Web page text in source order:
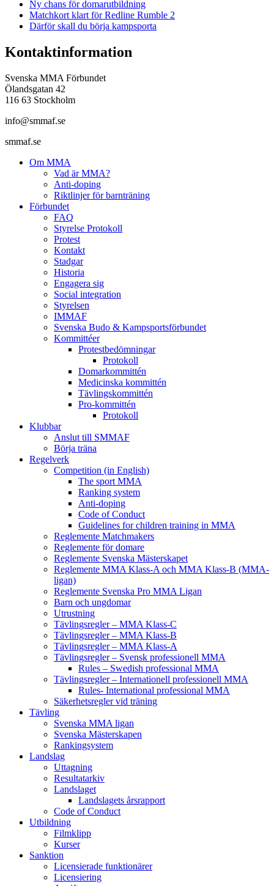
Ny chans för domarutbildning
Matchkort klart för Redline Rumble 2
Därför skall du börja kampsporta
Kontaktinformation
Svenska MMA Förbundet
Ölandsgatan 42
116 63 Stockholm
info@smmaf.se
smmaf.se
Om MMA
Vad är MMA?
Anti-doping
Riktlinjer för barnträning
Förbundet
FAQ
Styrelse Protokoll
Protest
Kontakt
Stadgar
Historia
Engagera sig
Social integration
Styrelsen
IMMAF
Svenska Budo & Kampsportsförbundet
Kommittéer
Protestbedömningar
Protokoll
Domarkommittén
Medicinska kommittén
Tävlingskommittén
Pro-kommittén
Protokoll
Klubbar
Anslut till SMMAF
Börja träna
Regelverk
Competition (in English)
The sport MMA
Ranking system
Anti-doping
Code of Conduct
Guidelines for children training in MMA
Reglemente Matchmakers
Reglemente för domare
Reglemente Svenska Mästerskapet
Reglemente MMA Klass-A och MMA Klass-B (MMA-
ligan)
Reglemente Svenska Pro MMA Ligan
Barn och ungdomar
Utrustning
Tävlingsregler – MMA Klass-C
Tävlingsregler – MMA Klass-B
Tävlingsregler – MMA Klass-A
Tävlingsregler – Svensk professionell MMA
Rules – Swedish professional MMA
Tävlingsregler – Internationell professionell MMA
Rules- International professional MMA
Säkerhetsregler vid träning
Tävling
Svenska MMA ligan
Svenska Mästerskapen
Rankingsystem
Landslag
Uttagning
Resultatarkiv
Landslaget
Landslagets årsrapport
Code of Conduct
Utbildning
Filmklipp
Kurser
Sanktion
Licensierade funktionärer
Licensiering